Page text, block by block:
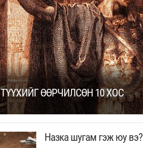
ТҮҮХИЙГ ӨӨРЧИЛСӨН 10 ХОС
Назка шугам гэж юу вэ?